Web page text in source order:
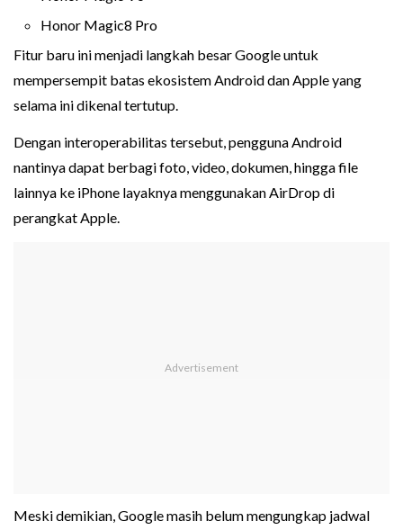
Honor Magic8 Pro
Fitur baru ini menjadi langkah besar Google untuk
mempersempit batas ekosistem Android dan Apple yang
selama ini dikenal tertutup.
Dengan interoperabilitas tersebut, pengguna Android
nantinya dapat berbagi foto, video, dokumen, hingga file
lainnya ke iPhone layaknya menggunakan AirDrop di
perangkat Apple.
Meski demikian, Google masih belum mengungkap jadwal